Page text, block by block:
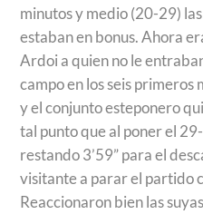
minutos y medio (20-29)
estaban en bonus. Ahora
Ardoi a quien no le
campo en los seis primeros
y el conjunto esteponero
tal punto que al poner el
restando 3’59” para el
visitante a parar el partido
Reaccionaron bien las